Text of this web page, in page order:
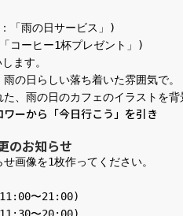
「雨の日サービス」)
コーヒー1杯プレゼント」)
ます。
の日らしい落ち着いた雰囲気で。
、雨の日のカフェのイラストを背
ーから「今日行こう」を引き
のお知らせ
画像を1枚作ってください。
11:00〜21:00)